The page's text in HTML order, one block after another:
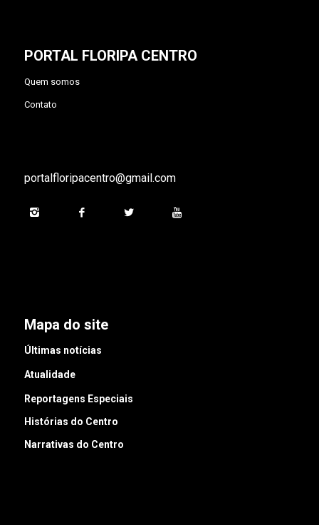
PORTAL FLORIPA CENTRO
Quem somos
Contato
portalfloripacentro@gmail.com
Mapa do site
Últimas notícias
Atualidade
Reportagens Especiais
Histórias do Centro
Narrativas do Centro